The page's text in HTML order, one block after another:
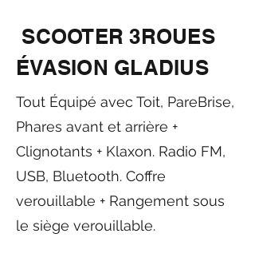
SCOOTER 3ROUES
ÉVASION GLADIUS
Tout Équipé avec Toit, PareBrise,
Phares avant et arrière +
Clignotants + Klaxon. Radio FM,
USB, Bluetooth. Coffre
verouillable + Rangement sous
le siège verouillable.